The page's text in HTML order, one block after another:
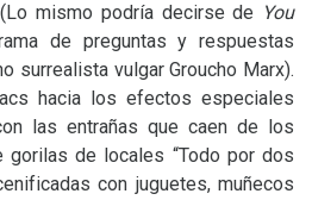
mismo podría decirse de You
de preguntas y respuestas
surrealista vulgar Groucho Marx).
hacia los efectos especiales
las entrañas que caen de los
gorilas de locales “Todo por dos
con juguetes, muñecos